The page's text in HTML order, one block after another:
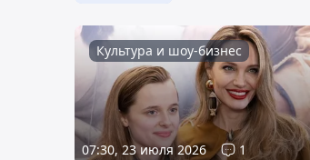
Культура и шоу-бизнес
07:30, 23 июля 2026 1